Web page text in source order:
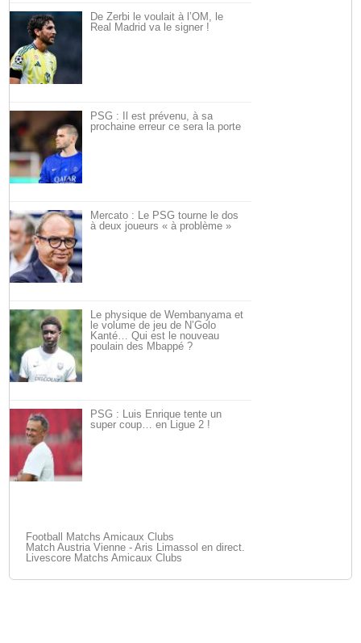
De Zerbi le voulait à l’OM, le
Real Madrid va le signer !
PSG : Il est prévenu, à sa
prochaine erreur ce sera la porte
Mercato : Le PSG tourne le dos
à deux joueurs « à problème »
Le physique de Wembanyama et
le volume de jeu de N’Golo
Kanté… Qui est le nouveau
poulain des Mbappé ?
PSG : Luis Enrique tente un
super coup… en Ligue 2 !
Football Matchs Amicaux Clubs
Match Austria Vienne - Aris Limassol en direct.
Livescore Matchs Amicaux Clubs